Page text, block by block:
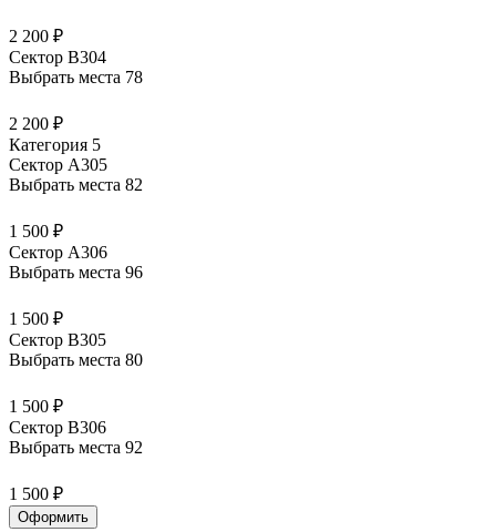
2 200 ₽
Сектор В304
Выбрать места 78
2 200 ₽
Категория 5
Сектор А305
Выбрать места 82
1 500 ₽
Сектор А306
Выбрать места 96
1 500 ₽
Сектор В305
Выбрать места 80
1 500 ₽
Сектор В306
Выбрать места 92
1 500 ₽
Оформить